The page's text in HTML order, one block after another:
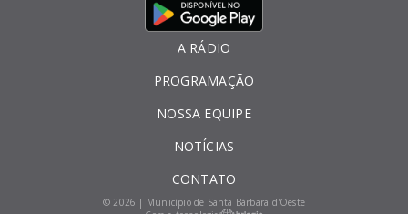
A RÁDIO
PROGRAMAÇÃO
NOSSA EQUIPE
NOTÍCIAS
CONTATO
© 2026 | Município de Santa Bárbara d'Oeste